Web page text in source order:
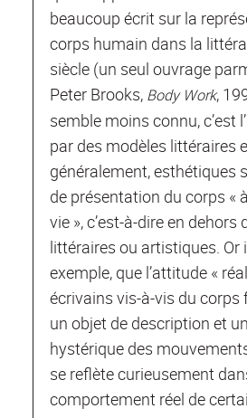
beaucoup écrit sur la
corps humain dans la
siècle (un seul ouvrage
Peter Brooks, Body Work,
semble moins connu, c’est
par des modèles littéraires
généralement, esthétiques
de présentation du corps «
vie », c’est-à-dire en dehors
littéraires ou artistiques. Or
exemple, que l’attitude «
écrivains vis-à-vis du
un objet de description et
hystérique des
se reflète curieusement
comportement réel de